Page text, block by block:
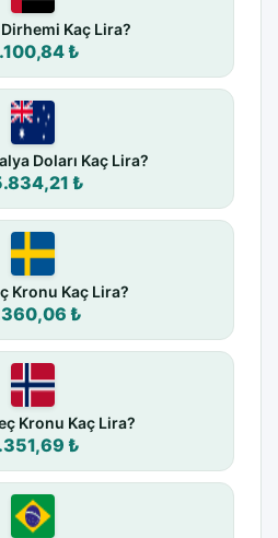
Kaç Lira?
₺
Doları Kaç Lira?
₺
Kronu Kaç Lira?
₺
Kronu Kaç Lira?
₺